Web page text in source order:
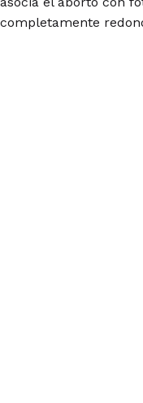
completamente